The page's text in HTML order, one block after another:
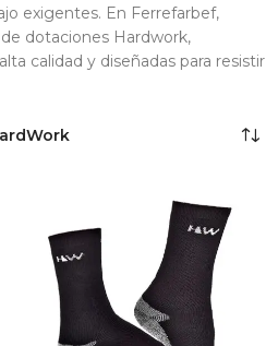
exigentes. En Ferrefarbef,
dotaciones Hardwork,
calidad y diseñadas para resistir